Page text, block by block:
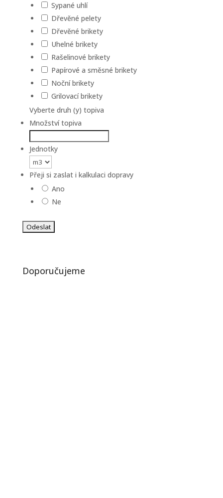
Sypané uhlí
Dřevěné pelety
Dřevěné brikety
Uhelné brikety
Rašelinové brikety
Papírové a směsné brikety
Noční brikety
Grilovací brikety
Vyberte druh (y) topiva
Množství topiva
Jednotky
Přeji si zaslat i kalkulaci dopravy
Ano
Ne
Doporučujeme